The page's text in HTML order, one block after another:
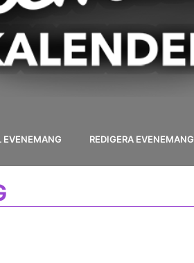
EVENEMANG REDIGERA EVENEMANG